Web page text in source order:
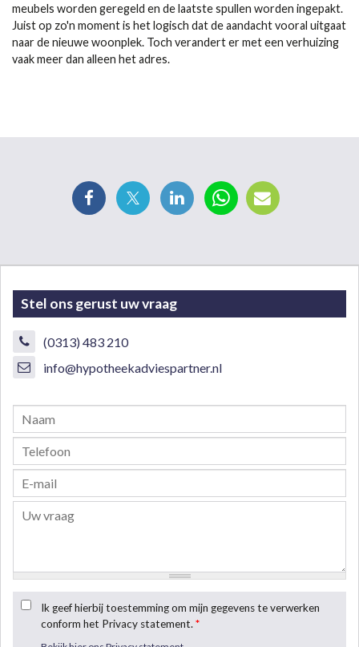
meubels worden geregeld en de laatste spullen worden ingepakt.
Juist op zo'n moment is het logisch dat de aandacht vooral uitgaat
naar de nieuwe woonplek. Toch verandert er met een verhuizing
vaak meer dan alleen het adres.
Stel ons gerust uw vraag
(0313) 483 210
info@hypotheekadviespartner.nl
Ik geef hierbij toestemming om mijn gegevens te verwerken
conform het Privacy statement. *